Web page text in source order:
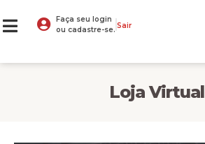
Faça seu login
ou cadastre-se. Sair
Loja Virtual